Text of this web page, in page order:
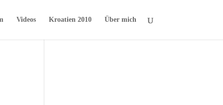
Videos Kroatien 2010 Über mich